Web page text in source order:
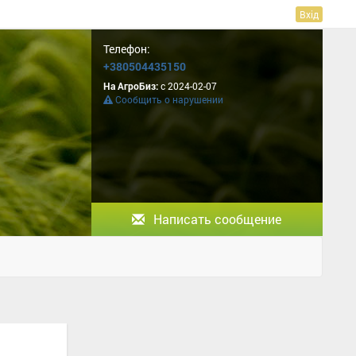
Вхід
Телефон:
+380504435150
На АгроБиз:с 2024-02-07
Сообщить о нарушении
Написать сообщение